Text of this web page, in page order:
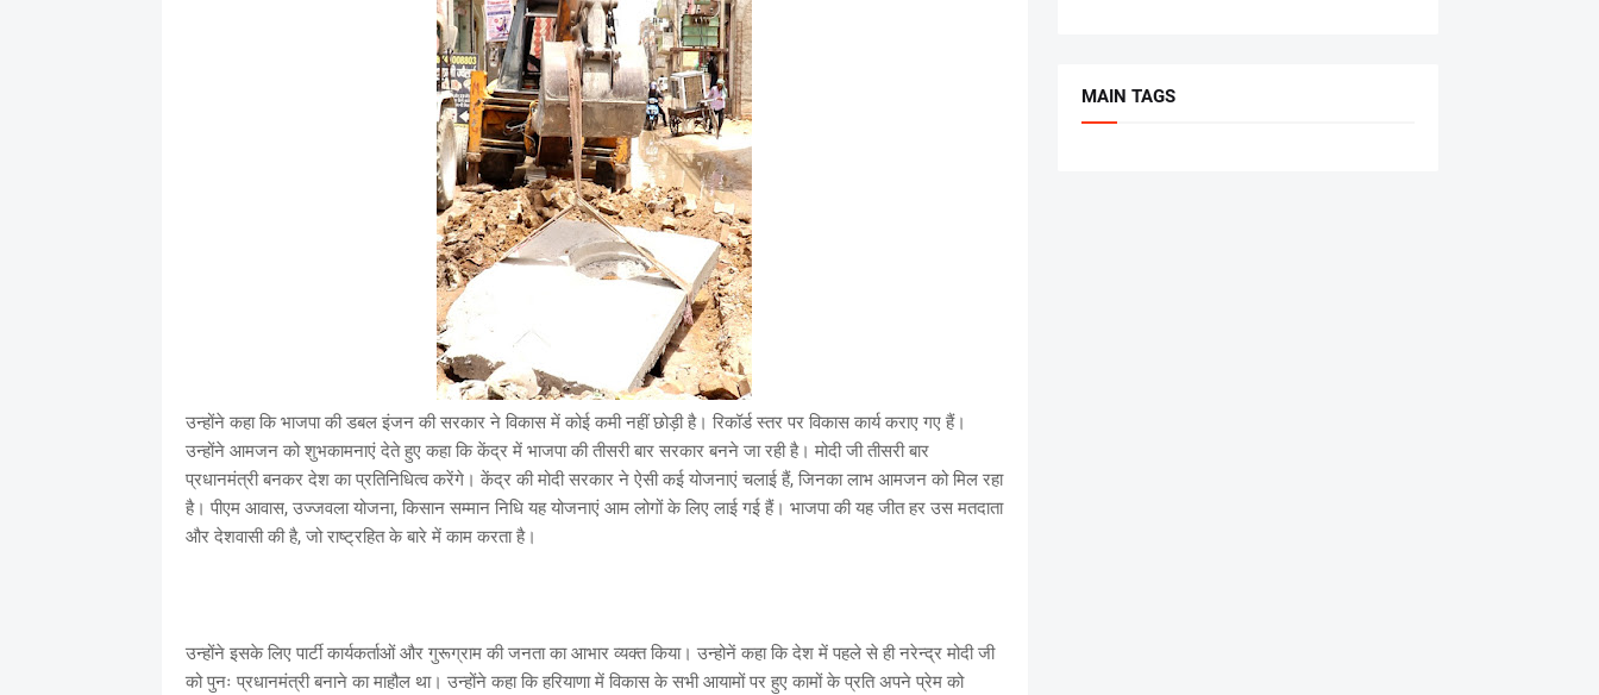
उन्होंने कहा कि भाजपा की डबल इंजन की सरकार ने विकास में कोई कमी नहीं छोड़ी है। रिकॉर्ड स्तर पर विकास कार्य कराए गए हैं।
उन्होंने आमजन को शुभकामनाएं देते हुए कहा कि केंद्र में भाजपा की तीसरी बार सरकार बनने जा रही है। मोदी जी तीसरी बार
प्रधानमंत्री बनकर देश का प्रतिनिधित्व करेंगे। केंद्र की मोदी सरकार ने ऐसी कई योजनाएं चलाई हैं, जिनका लाभ आमजन को मिल रहा
है। पीएम आवास, उज्जवला योजना, किसान सम्मान निधि यह योजनाएं आम लोगों के लिए लाई गई हैं। भाजपा की यह जीत हर उस मतदाता
और देशवासी की है, जो राष्ट्रहित के बारे में काम करता है।
उन्होंने इसके लिए पार्टी कार्यकर्ताओं और गुरूग्राम की जनता का आभार व्यक्त किया। उन्होनें कहा कि देश में पहले से ही नरेन्द्र मोदी जी
को पुनः प्रधानमंत्री बनाने का माहौल था। उन्होंने कहा कि हरियाणा में विकास के सभी आयामों पर हुए कामों के प्रति अपने प्रेम को
MAIN TAGS